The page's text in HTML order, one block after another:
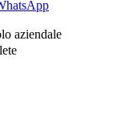
aziendale